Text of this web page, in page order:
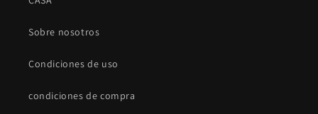
Sobre nosotros
Condiciones de uso
condiciones de compra